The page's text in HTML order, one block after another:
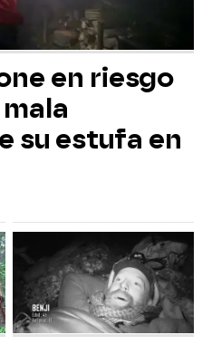
en riesgo
su estufa en